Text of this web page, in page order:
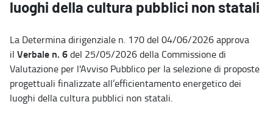
luoghi della cultura pubblici non statali
La Determina dirigenziale n. 170 del 04/06/2026 approva
il Verbale n. 6del 25/05/2026 della Commissione di
Valutazione per l'Avviso Pubblico per la selezione di proposte
progettuali finalizzate all’efficientamento energetico dei
luoghi della cultura pubblici non statali.